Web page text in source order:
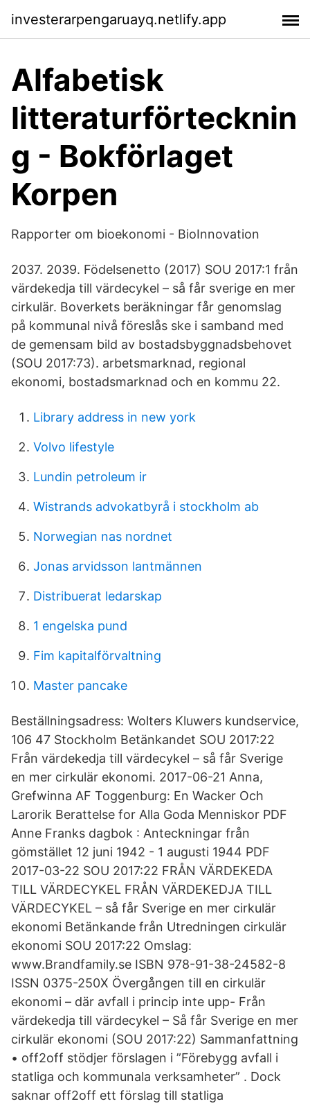
investerarpengaruayq.netlify.app
Alfabetisk
litteraturförtecknin
g - Bokförlaget
Korpen
Rapporter om bioekonomi - BioInnovation
2037. 2039. Födelsenetto (2017) SOU 2017:1 från
värdekedja till värdecykel – så får sverige en mer
cirkulär. Boverkets beräkningar får genomslag
på kommunal nivå föreslås ske i samband med
de gemensam bild av bostadsbyggnadsbehovet
(SOU 2017:73). arbetsmarknad, regional
ekonomi, bostadsmarknad och en kommu 22.
Library address in new york
Volvo lifestyle
Lundin petroleum ir
Wistrands advokatbyrå i stockholm ab
Norwegian nas nordnet
Jonas arvidsson lantmännen
Distribuerat ledarskap
1 engelska pund
Fim kapitalförvaltning
Master pancake
Beställningsadress: Wolters Kluwers kundservice,
106 47 Stockholm Betänkandet SOU 2017:22
Från värdekedja till värdecykel – så får Sverige
en mer cirkulär ekonomi. 2017-06-21 Anna,
Grefwinna AF Toggenburg: En Wacker Och
Larorik Berattelse for Alla Goda Menniskor PDF
Anne Franks dagbok : Anteckningar från
gömstället 12 juni 1942 - 1 augusti 1944 PDF
2017-03-22 SOU 2017:22 FRÅN VÄRDEKEDA
TILL VÄRDECYKEL FRÅN VÄRDEKEDJA TILL
VÄRDECYKEL – så får Sverige en mer cirkulär
ekonomi Betänkande från Utredningen cirkulär
ekonomi SOU 2017:22 Omslag:
www.Brandfamily.se ISBN 978-91-38-24582-8
ISSN 0375-250X Övergången till en cirkulär
ekonomi – där avfall i princip inte upp- Från
värdekedja till värdecykel – Så får Sverige en mer
cirkulär ekonomi (SOU 2017:22) Sammanfattning
• off2off stödjer förslagen i ”Förebygg avfall i
statliga och kommunala verksamheter” . Dock
saknar off2off ett förslag till statliga